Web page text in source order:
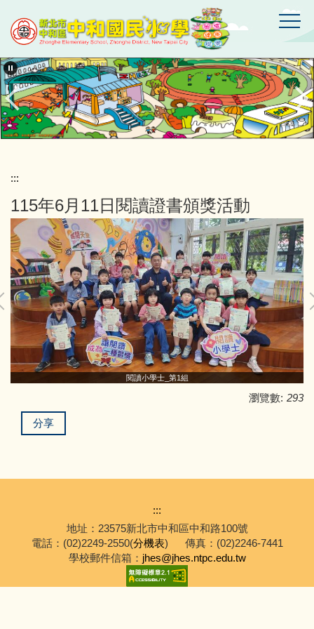
到
主
要
內
容
區
新
北
市
中
和
區
國
小
學
:::
115年6月11日閱讀證書頒獎活動
閱讀小學士_第1組
瀏覽數: 293
分享
:::
地址：23575新北市中和區中和路100號
電話：(02)2249-2550(分機表)
傳真：(02)2246-7441
學校郵件信箱： jhes@jhes.ntpc.edu.tw